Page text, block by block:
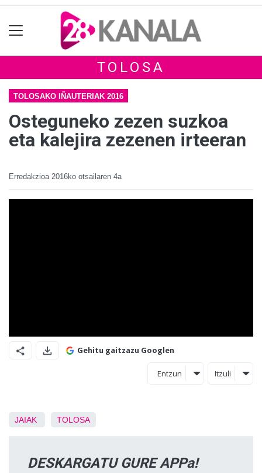
TOLOSA
TOLOSAKO IÑAUTERIAK 2016
Osteguneko zezen suzkoa
eta kalejira zezenen irteeran
Erredakzioa 2016ko otsailaren 4a
Gehitu gaitzazu Googlen
Entzun Itzuli
JAIAK TOLOSA
DESKARGATU GURE APPa!